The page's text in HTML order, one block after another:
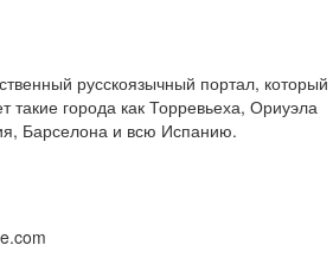
русскоязычный портал, который
такие города как Торревьеха, Ориуэла
Барселона и всю Испанию.